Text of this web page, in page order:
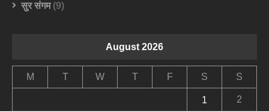
सुर संगम(9)
August 2026
M T W T F S S
1 2